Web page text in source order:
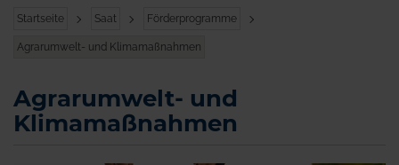
Startseite Saat Förderprogramme
Agrarumwelt- und Klimamaßnahmen
Agrarumwelt- und
Klimamaßnahmen